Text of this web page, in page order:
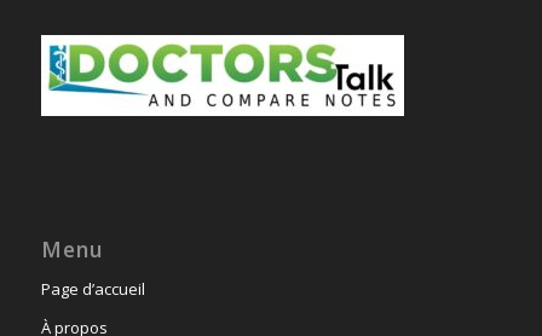
Menu
Page d’accueil
À propos